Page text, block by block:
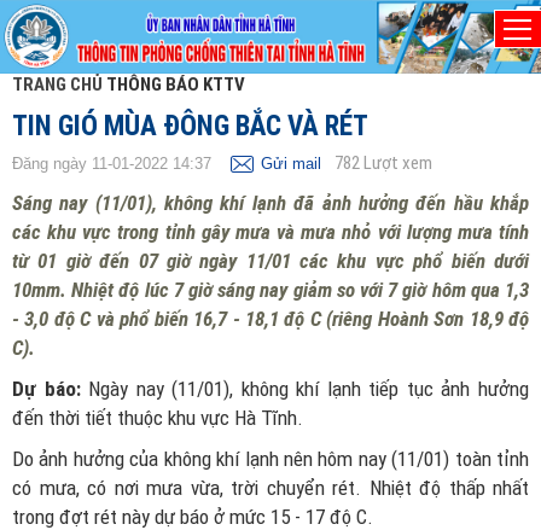
TRANG CHỦ THÔNG BÁO KTTV
TIN GIÓ MÙA ĐÔNG BẮC VÀ RÉT
Đăng ngày 11-01-2022 14:37 Gửi mail 782Lượt xem
Sáng nay (11/01), không khí lạnh đã ảnh hưởng đến hầu khắp
các khu vực trong tỉnh gây mưa và mưa nhỏ với lượng mưa tính
từ 01 giờ đến 07 giờ ngày 11/01 các khu vực phổ biến dưới
10mm. Nhiệt độ lúc 7 giờ sáng nay giảm so với 7 giờ hôm qua 1,3
- 3,0 độ C và phổ biến 16,7 - 18,1 độ C (riêng Hoành Sơn 18,9 độ
C).
Dự báo: Ngày nay (11/01), không khí lạnh tiếp tục ảnh hưởng
đến thời tiết thuộc khu vực Hà Tĩnh.
Do ảnh hưởng của không khí lạnh nên hôm nay (11/01) toàn tỉnh
có mưa, có nơi mưa vừa, trời chuyển rét. Nhiệt độ thấp nhất
trong đợt rét này dự báo ở mức 15 - 17 độ C.